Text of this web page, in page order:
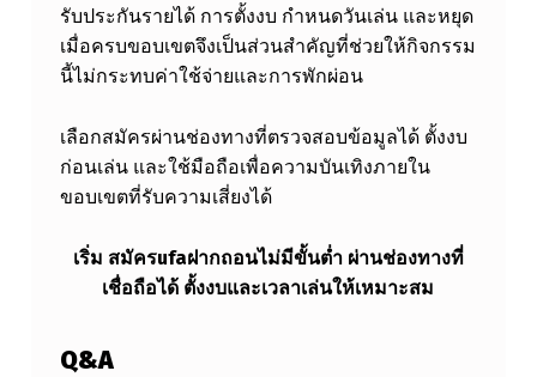
รับประกันรายได้ การตั้งงบ กำหนดวันเล่น และหยุด
เมื่อครบขอบเขตจึงเป็นส่วนสำคัญที่ช่วยให้กิจกรรม
นี้ไม่กระทบค่าใช้จ่ายและการพักผ่อน
เลือกสมัครผ่านช่องทางที่ตรวจสอบข้อมูลได้ ตั้งงบ
ก่อนเล่น และใช้มือถือเพื่อความบันเทิงภายใน
ขอบเขตที่รับความเสี่ยงได้
เริ่ม สมัครufaฝากถอนไม่มีขั้นต่ำผ่านช่องทางที่
เชื่อถือได้ ตั้งงบและเวลาเล่นให้เหมาะสม
Q&A